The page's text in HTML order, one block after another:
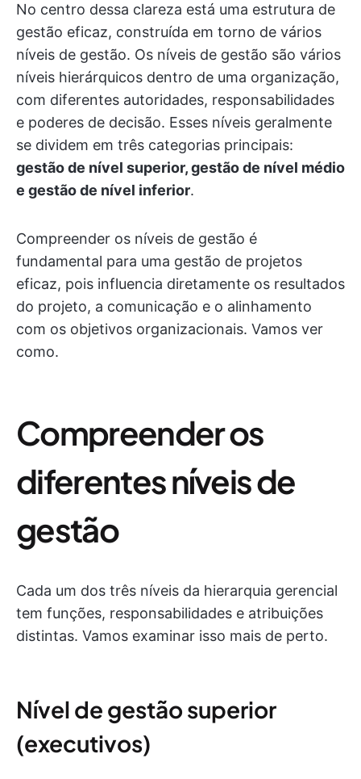
No centro dessa clareza está uma estrutura de
gestão eficaz, construída em torno de vários
níveis de gestão. Os níveis de gestão são vários
níveis hierárquicos dentro de uma organização,
com diferentes autoridades, responsabilidades
e poderes de decisão. Esses níveis geralmente
se dividem em três categorias principais:
gestão de nível superior, gestão de nível médio
e gestão de nível inferior.
Compreender os níveis de gestão é
fundamental para uma gestão de projetos
eficaz, pois influencia diretamente os resultados
do projeto, a comunicação e o alinhamento
com os objetivos organizacionais. Vamos ver
como.
Compreender os
diferentes níveis de
gestão
Cada um dos três níveis da hierarquia gerencial
tem funções, responsabilidades e atribuições
distintas. Vamos examinar isso mais de perto.
Nível de gestão superior
(executivos)